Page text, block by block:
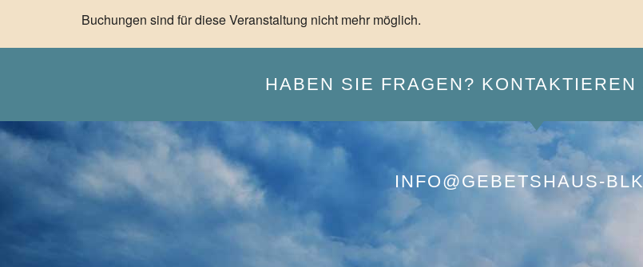
Buchungen sind für diese Veranstaltung nicht mehr möglich.
HABEN SIE FRAGEN?
INFO@GEBETSHAUS-